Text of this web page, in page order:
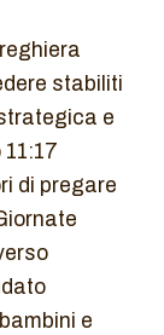
stabiliti
e
di pregare
e